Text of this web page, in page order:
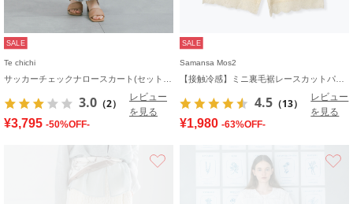
SALE
Te chichi
3.0 （2）
レビュー
を見る
¥3,795 -50%OFF-
SALE
Samansa Mos2
4.5 （13）
レビュー
を見る
¥1,980 -63%OFF-